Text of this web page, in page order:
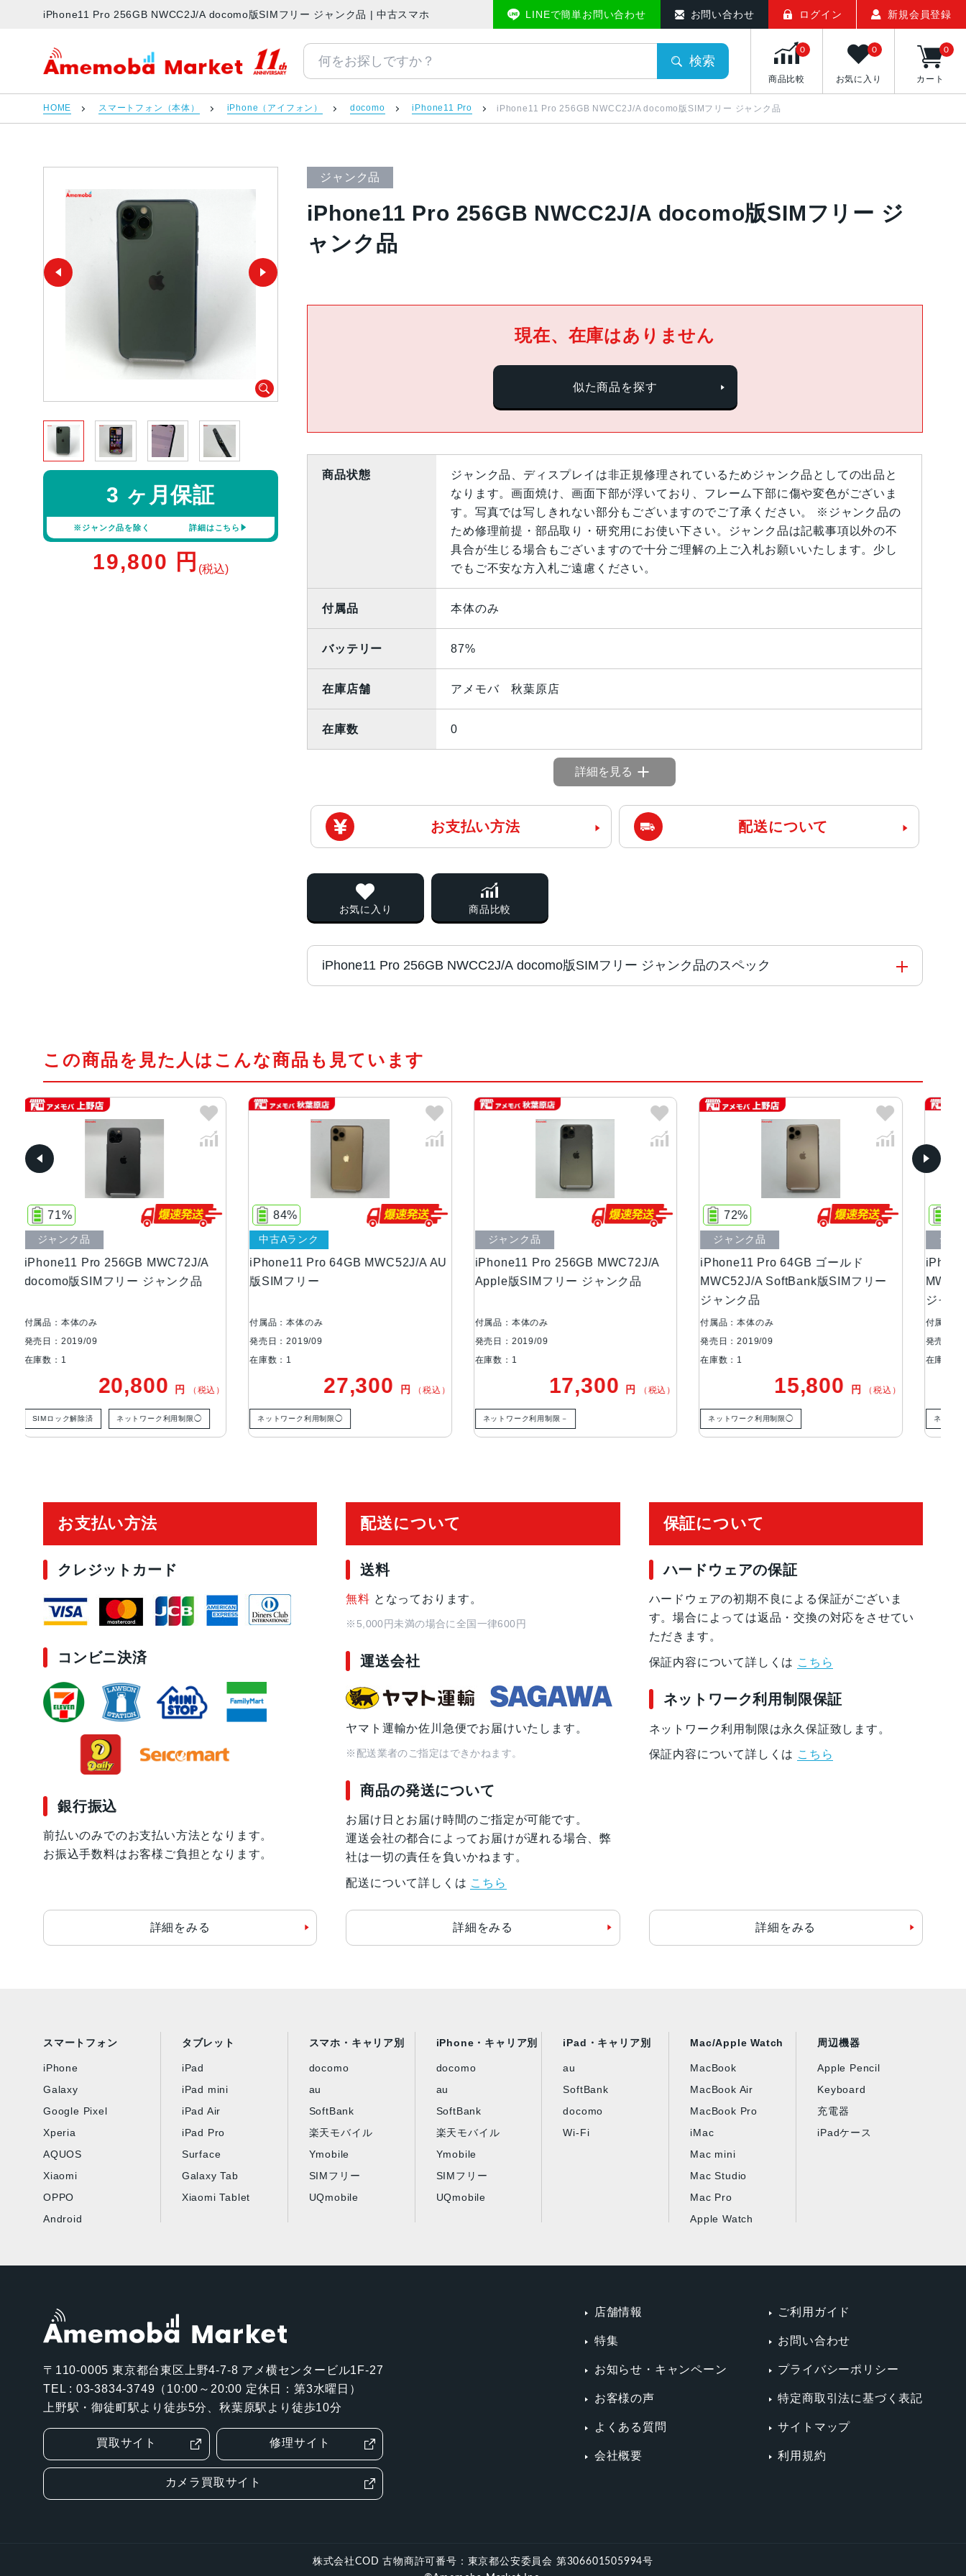
iPhone11 Pro 256GB NWCC2J/A docomo版SIMフリー ジャンク品 | 中古スマホ販売のアメモバマーケットLINEで簡単お問い合わせ お問い合わせ ログイン 新規会員登録
アメモバマーケット
検索
商品比較
0
お気に入り
0
カート
0
HOME スマートフォン（本体） iPhone（アイフォン） docomo iPhone11 Pro iPhone11 Pro 256GB NWCC2J/A docomo版SIMフリー ジャンク品
ジャンク品
iPhone11 Pro 256GB NWCC2J/A docomo版SIMフリー ジ
ャンク品
3 ヶ月保証
※ジャンク品を除く 詳細はこちら
19,800 円 (税込)
現在、在庫はありません
似た商品を探す
商品状態
ジャンク品、ディスプレイは非正規修理されているためジャンク品としての出品と
なります。画面焼け、画面下部が浮いており、フレーム下部に傷や変色がございま
す。写真では写しきれない部分もございますのでご了承ください。 ※ジャンク品の
ため修理前提・部品取り・研究用にお使い下さい。ジャンク品は記載事項以外の不
具合が生じる場合もございますので十分ご理解の上ご入札お願いいたします。少し
でもご不安な方入札ご遠慮ください。
付属品 本体のみ
バッテリー 87%
在庫店舗 アメモバ 秋葉原店
在庫数 0
詳細を見る
お支払い方法 配送について
お気に入り 商品比較
iPhone11 Pro 256GB NWCC2J/A docomo版SIMフリー ジャンク品のスペック
カラー シルバー、ゴールド、ミッドナイトグリーン、スペースグレイ
容量 64GB、256GB、512GB
サイズ・重さ 144.0×71.4×8.1mm ・188g
液晶 5.8 インチSuper Retina XDRディスプレイ(2,436 x 1,125ピクセル解像度）
1,200万画素
1,200万画素
生体認証 FaceID
2019年9月20日
この商品を見た人はこんな商品も見ています
iPhone11 Pro 64GB MWC52J/A AU
版SIMフリー
84%
中古Aランク
付属品：本体のみ
発売日：2019/09
在庫数：1
27,300円 （税込）
ネットワーク利用制限◯
iPhone11 Pro 256GB MWC72J/A
Apple版SIMフリー ジャンク品
ジャンク品
付属品：本体のみ
発売日：2019/09
在庫数：1
17,300円 （税込）
ネットワーク利用制限－
iPhone11 Pro 64GB ゴールド
MWC52J/A SoftBank版SIMフリー
ジャンク品
付属品：本体のみ
発売日：2019/09
在庫数：1
15,800円 （税込）
ネットワーク利用制限◯
iPhone11 Pro 64GB スペースグレイ
MWC22J/A SoftBank版SIMフリー
ジャンク品
ジャンク品
付属品：本体のみ
発売日：2019/09
在庫数：1
15,800円 （税込）
ネットワーク利用制限◯
お支払い方法
クレジットカード
コンビニ決済
銀行振込
前払いのみでのお支払い方法となります。
お振込手数料はお客様ご負担となります。
詳細をみる
配送について
送料
無料 となっております。
※5,000円未満の場合に全国一律600円
運送会社
ヤマト運輸か佐川急便でお届けいたします。
※配送業者のご指定はできかねます。
商品の発送について
お届け日とお届け時間のご指定が可能です。
運送会社の都合によってお届けが遅れる場合、弊
社は一切の責任を負いかねます。
配送について詳しくは こちら
詳細をみる
保証について
ハードウェアの保証
ハードウェアの初期不良による保証がございま
す。場合によっては返品・交換の対応をさせてい
ただきます。
保証内容について詳しくは こちら
ネットワーク利用制限保証
ネットワーク利用制限は永久保証致します。
保証内容について詳しくは こちら
詳細をみる
スマートフォン
iPhone
Galaxy
Google Pixel
Xperia
AQUOS
Xiaomi
OPPO
Android
タブレット
iPad
iPad mini
iPad Air
iPad Pro
Surface
Galaxy Tab
Xiaomi Tablet
スマホ・キャリア別
docomo
au
SoftBank
楽天モバイル
Ymobile
SIMフリー
UQmobile
iPhone・キャリア別
docomo
au
SoftBank
楽天モバイル
Ymobile
SIMフリー
UQmobile
iPad・キャリア別
au
SoftBank
docomo
Wi-Fi
Mac/Apple Watch
MacBook
MacBook Air
MacBook Pro
iMac
Mac mini
Mac Studio
Mac Pro
Apple Watch
周辺機器
Apple Pencil
Keyboard
充電器
iPadケース
〒110-0005 東京都台東区上野4-7-8 アメ横センタービル1F-27
TEL : 03-3834-3749（10:00～20:00 定休日：第3水曜日）
上野駅・御徒町駅より徒歩5分、秋葉原駅より徒歩10分
買取サイト 修理サイト
カメラ買取サイト
店舗情報
特集
お知らせ・キャンペーン
お客様の声
よくある質問
会社概要
ご利用ガイド
お問い合わせ
プライバシーポリシー
特定商取引法に基づく表記
サイトマップ
利用規約
株式会社COD 古物商許可番号：東京都公安委員会 第306601505994号